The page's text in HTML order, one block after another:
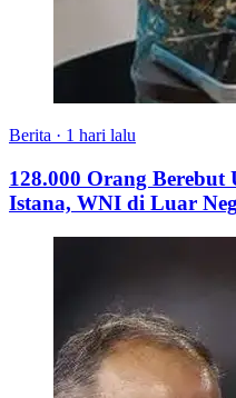
Berita · 1 hari lalu
128.000 Orang
Istana, WNI di Luar